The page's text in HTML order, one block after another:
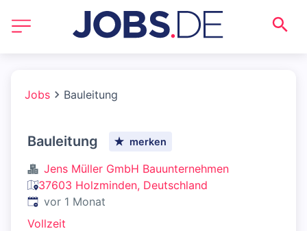
Jobs Bauleitung
Bauleitung merken
Jens Müller GmbH Bauunternehmen
37603 Holzminden, Deutschland
Veröffentlicht:
vor 1 Monat
Vollzeit